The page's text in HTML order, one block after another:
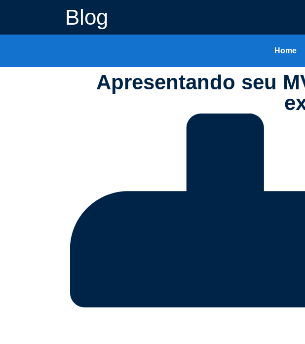
Blog
Home
Apresentando seu